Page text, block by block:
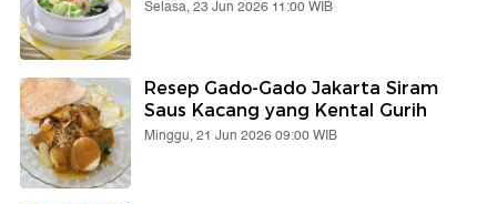
Selasa, 23 Jun 2026 11:00 WIB
Resep Gado-Gado Jakarta Siram
Saus Kacang yang Kental Gurih
Minggu, 21 Jun 2026 09:00 WIB